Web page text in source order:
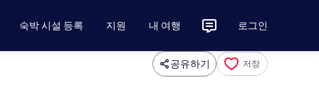
숙박 시설 등록 지원 내 여행 로그인
공유하기 저장